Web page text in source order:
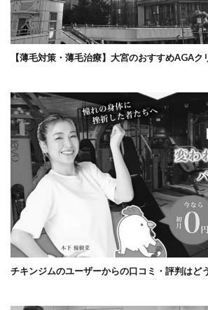
【薄毛対策・薄毛治療】大宮のおすすめAGAク
チキンジムのユーザーからの口コミ・評判はど